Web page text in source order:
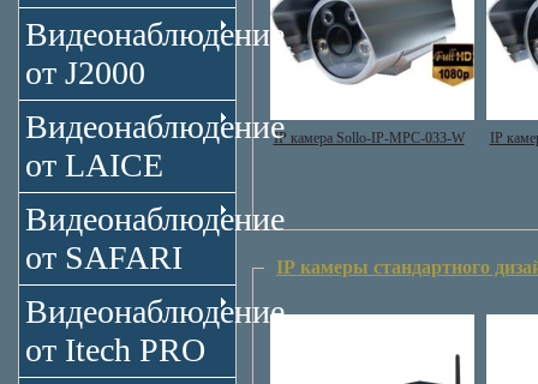
Видеонаблюдение
от J2000
Видеонаблюдение
от LAICE
Видеонаблюдение
от SAFARI
Видеонаблюдение
от Itech PRO
IP камера Sollo-IP-MPC-033-W IP
IP камеры стандартного